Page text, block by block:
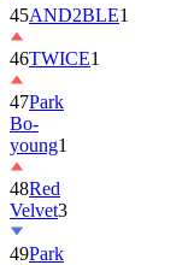
46TWICE1
47Park
Bo-
young1
48Red
Velvet
49Park
Ji-
hoon